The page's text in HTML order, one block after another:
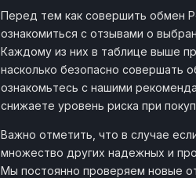
Перед тем как совершить обмен
ознакомиться с отзывами о
Каждому из них в таблице выше
насколько безопасно совершать
ознакомьтесь с нашими
снижаете уровень риска при
Важно отметить, что в случае
множество других надежных и
Мы постоянно проверяем новые